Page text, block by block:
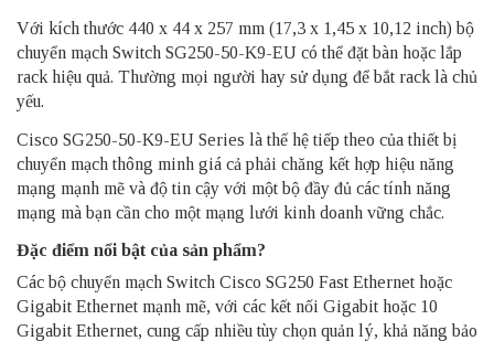
Với kích thước 440 x 44 x 257 mm (17,3 x 1,45 x 10,12 inch)bộ
chuyển mạch Switch SG250-50-K9-EU có thể đặt bàn hoặc lắp
rack hiệu quả. Thường mọi người hay sử dụng để bắt rack là chủ
yếu.
Cisco SG250-50-K9-EU Series là thế hệ tiếp theo của thiết bị
chuyển mạch thông minh giá cả phải chăng kết hợp hiệu năng
mạng mạnh mẽ và độ tin cậy với một bộ đầy đủ các tính năng
mạng mà bạn cần cho một mạng lưới kinh doanh vững chắc.
Đặc điểm nổi bật của sản phẩm?
Các bộ chuyển mạch Switch Cisco SG250 Fast Ethernet hoặc
Gigabit Ethernet mạnh mẽ, với các kết nối Gigabit hoặc 10
Gigabit Ethernet, cung cấp nhiều tùy chọn quản lý, khả năng bảo